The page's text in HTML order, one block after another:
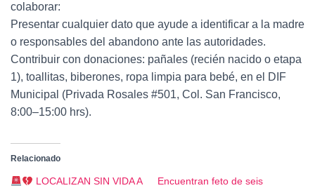
colaborar:
Presentar cualquier dato que ayude a identificar a la madre
o responsables del abandono ante las autoridades.
Contribuir con donaciones: pañales (recién nacido o etapa
1), toallitas, biberones, ropa limpia para bebé, en el DIF
Municipal (Privada Rosales #501, Col. San Francisco,
8:00–15:00 hrs).
Relacionado
LOCALIZAN SIN VIDA A
Encuentran feto de seis